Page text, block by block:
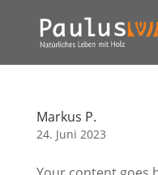
Markus P.
24. Juni 2023